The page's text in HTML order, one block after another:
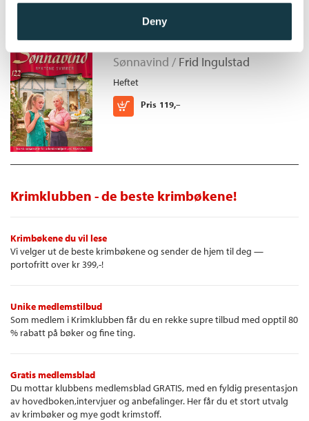
Deny
Ryktene svirrer
Sønnavind / Frid Ingulstad
Heftet
Pris 119,–
Kjøp
Krimklubben - de beste krimbøkene!
Krimbøkene du vil lese
Vi velger ut de beste krimbøkene og sender de hjem til deg —
portofritt over kr 399,-!
Unike medlemstilbud
Som medlem i Krimklubben får du en rekke supre tilbud med opptil 80
% rabatt på bøker og fine ting.
Gratis medlemsblad
Du mottar klubbens medlemsblad GRATIS, med en fyldig presentasjon
av hovedboken,intervjuer og anbefalinger. Her får du et stort utvalg
av krimbøker og mye godt krimstoff.